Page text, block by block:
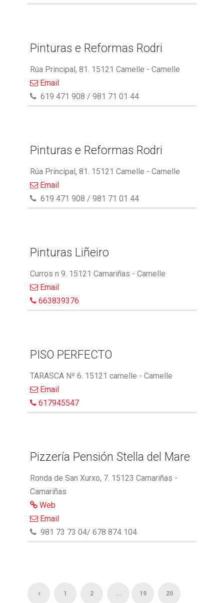
Pinturas e Reformas Rodri
Rúa Principal, 81. 15121 Camelle - Camelle
Email
619 471 908 / 981 71 01 44
Pinturas e Reformas Rodri
Rúa Principal, 81. 15121 Camelle - Camelle
Email
619 471 908 / 981 71 01 44
Pinturas Liñeiro
Curros n 9. 15121 Camariñas - Camelle
Email
663839376
PISO PERFECTO
TARASCA Nº 6. 15121 camelle - Camelle
Email
617945547
Pizzería Pensión Stella del Mare
Ronda de San Xurxo, 7. 15123 Camariñas -
Camariñas
Web
Email
981 73 73 04/ 678 874 104
1 2 ... 19 20